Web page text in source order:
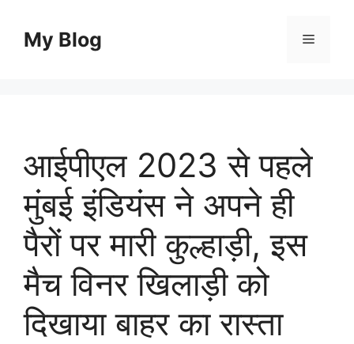
contentMy Blog Menu
आईपीएल 2023 से पहले
मुंबई इंडियंस ने अपने ही
पैरों पर मारी कुल्हाड़ी, इस
मैच विनर खिलाड़ी को
दिखाया बाहर का रास्ता